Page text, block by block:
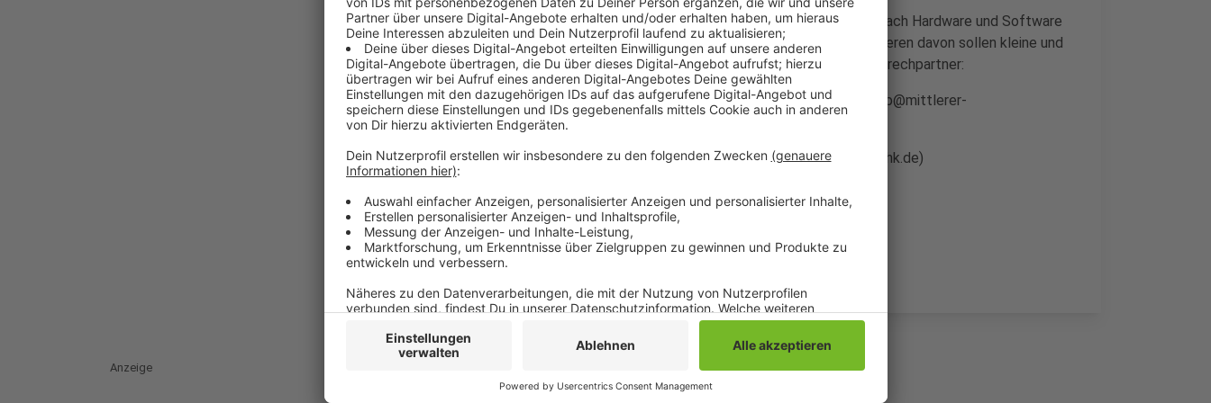
Mit ihrem Förderprogramm "Go Digital" wollen sie schnell und einfach Hardware und Software
für Homeoffice-Arbeitsplätze bereitstellen und einrichten. Profitieren davon sollen kleine und
mittlere Unternehmen und das Handwerk. Weitere Infos und Ansprechpartner:
Christian von Styp-Rekowski (Tel.: 02161 241-149; E-mail: vonstyp@mittlerer-
niederrhein.ihk.de)
Benita Görtz (Tel.: 02161 241-145; goertz@mittlerer-niederrhein.ihk.de)
IHK-Website: www.mittlerer-niederrhein.ihk.de/22587
Anzeige
Anzeige